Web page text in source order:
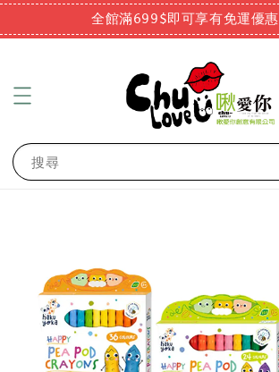
全館滿699$即可享有免運優惠
搜尋